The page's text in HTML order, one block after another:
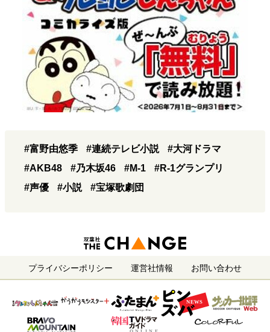
#富野由悠季 #連続テレビ小説
#大河ドラマ
#AKB48
#乃木坂46 #M-1
#R-1グランプリ
#声優
#小説 #宝塚歌劇団
プライバシーポリシー 運営社情報 お問い合わせ